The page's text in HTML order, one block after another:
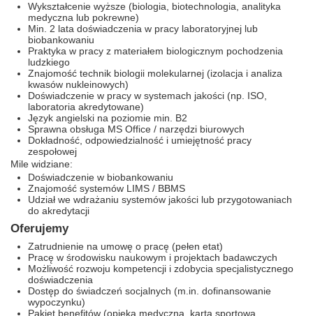
Wykształcenie wyższe (biologia, biotechnologia, analityka
medyczna lub pokrewne)
Min. 2 lata doświadczenia w pracy laboratoryjnej lub
biobankowaniu
Praktyka w pracy z materiałem biologicznym pochodzenia
ludzkiego
Znajomość technik biologii molekularnej (izolacja i analiza
kwasów nukleinowych)
Doświadczenie w pracy w systemach jakości (np. ISO,
laboratoria akredytowane)
Język angielski na poziomie min. B2
Sprawna obsługa MS Office / narzędzi biurowych
Dokładność, odpowiedzialność i umiejętność pracy
zespołowej
Mile widziane:
Doświadczenie w biobankowaniu
Znajomość systemów LIMS / BBMS
Udział we wdrażaniu systemów jakości lub przygotowaniach
do akredytacji
Oferujemy
Zatrudnienie na umowę o pracę (pełen etat)
Pracę w środowisku naukowym i projektach badawczych
Możliwość rozwoju kompetencji i zdobycia specjalistycznego
doświadczenia
Dostęp do świadczeń socjalnych (m.in. dofinansowanie
wypoczynku)
Pakiet benefitów (opieka medyczna, karta sportowa,